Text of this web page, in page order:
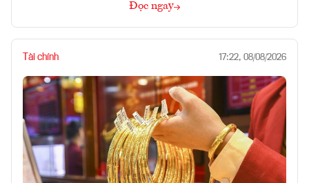
Đọc ngay
Tài chính 17:22, 08/08/2026